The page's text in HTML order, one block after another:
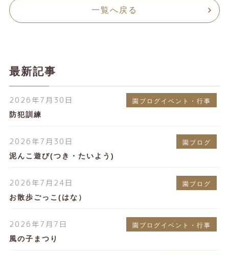
一覧へ戻る
最新記事
2026年7月30日 園ブログイベント・行事
防犯訓練
2026年7月30日 園ブログ
泥んこ遊び(つき・たいよう)
2026年7月24日 園ブログ
お散歩ごっこ(はな）
2026年7月7日 園ブログイベント・行事
風の子まつり